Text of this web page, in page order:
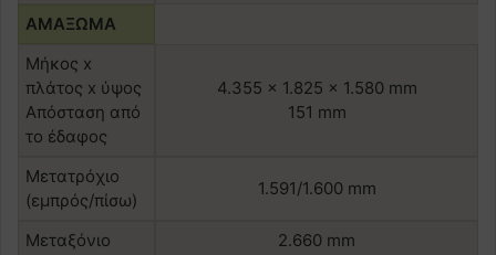
ΑΜΑΞΩΜΑ
Μήκος x
πλάτος x ύψος
Απόσταση από
το έδαφος
4.355 × 1.825 × 1.580 mm
151 mm
Μετατρόχιο
(εμπρός/πίσω)
1.591/1.600 mm
Μεταξόνιο 2.660 mm